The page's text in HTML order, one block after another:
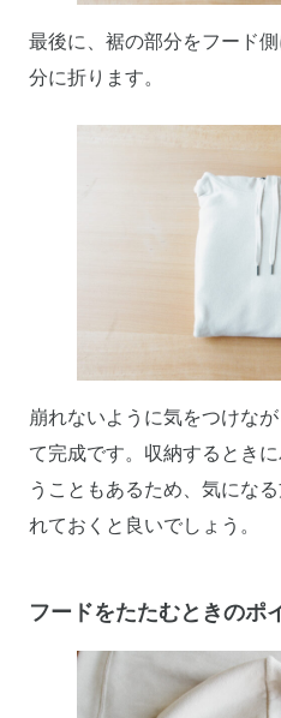
最後に、裾の部分をフード
分に折ります。
崩れないように気をつけな
て完成です。収納するとき
うこともあるため、気にな
れておくと良いでしょう。
フードをたたむときのポ